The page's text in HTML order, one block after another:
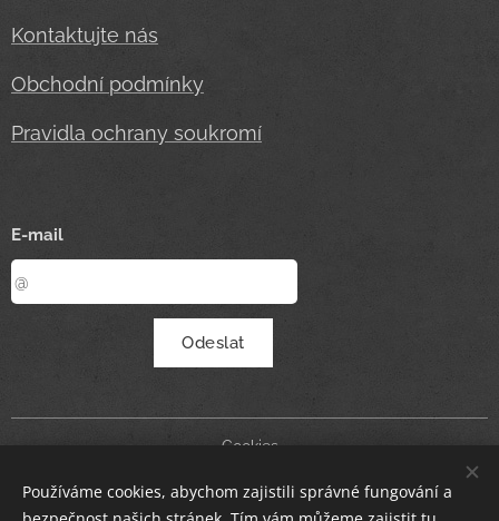
Kontaktujte nás
Obchodní podmínky
Pravidla ochrany soukromí
E-mail
Odeslat
Cookies
Měna
Používáme cookies, abychom zajistili správné fungování a